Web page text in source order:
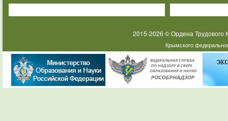
2015-2026 © Ордена
Крымского